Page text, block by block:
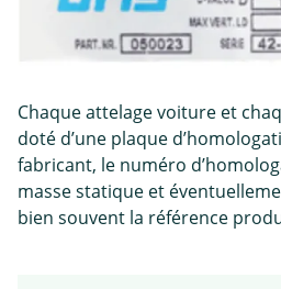
Chaque attelage voiture et
doté d’une plaque
fabricant, le numéro
masse statique et
bien souvent la référence